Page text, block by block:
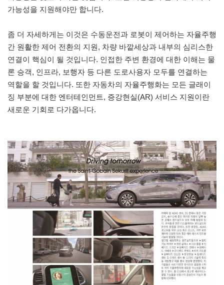
가능성을 지원해야만 합니다.
좀 더 자세하게는 이것은 수동운전과 로봇이 제어하는 자율주행
간 원활한 제어 전환의 지원, 차량 바깥세상과 내부의 심리스한
연결이 핵심이 될 것입니다. 인접한 주변 환경에 대한 이해는 물
론 승객, 인프라, 보행자 등 다른 도로사용자 모두를 연결하는
역할을 할 것입니다. 또한 자동차의 자율주행화는 모든 글래이
징 부분에 대한 엔터테인먼트, 증강현실(AR) 서비스 지원이란
새로운 기회로 다가옵니다.